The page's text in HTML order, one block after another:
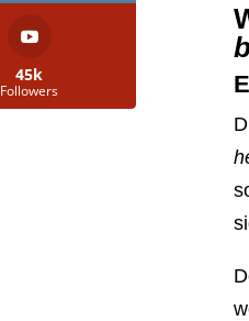
45k
Followers